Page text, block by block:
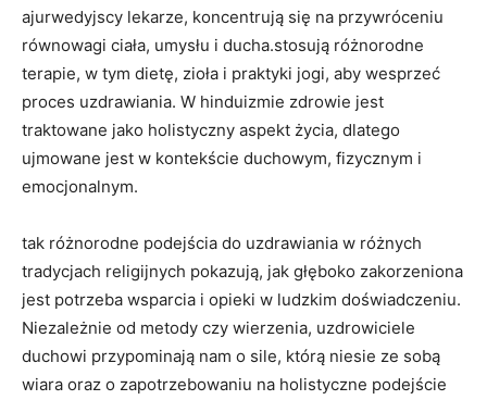
ajurwedyjscy lekarze, koncentrują się na przywróceniu
równowagi ciała, umysłu i ducha.stosują różnorodne
terapie, w tym dietę, zioła i praktyki jogi, aby wesprzeć
proces uzdrawiania. W hinduizmie zdrowie jest
traktowane jako holistyczny aspekt życia, dlatego
ujmowane jest w kontekście duchowym, fizycznym i
emocjonalnym.
tak różnorodne podejścia do uzdrawiania w różnych
tradycjach religijnych pokazują, jak głęboko zakorzeniona
jest potrzeba wsparcia i opieki w ludzkim doświadczeniu.
Niezależnie od metody czy wierzenia, uzdrowiciele
duchowi przypominają nam o sile, którą niesie ze sobą
wiara oraz o zapotrzebowaniu na holistyczne podejście